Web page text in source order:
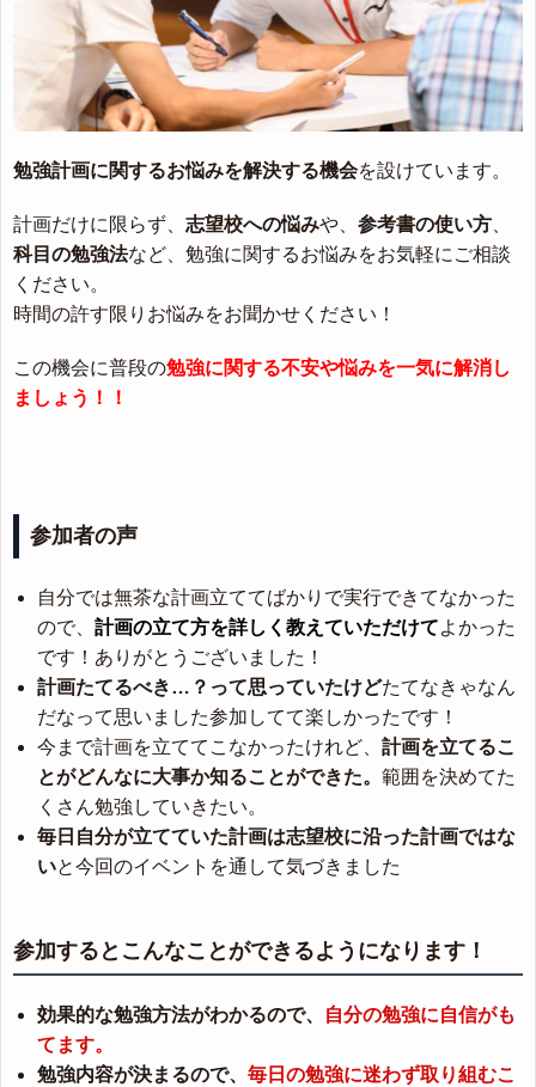
勉強計画に関するお悩みを解決する機会を設けています。
計画だけに限らず、 志望校への悩みや、 参考書の使い方
科目の勉強法など、勉強に関するお悩みをお気軽にご相談
ください。
時間の許す限りお悩みをお聞かせください！
この機会に普段の勉強に関する不安や悩みを一気に解消し
ましょう！！
参加者の声
自分では無茶な計画立ててばかりで実行できてなかった
ので、 計画の立て方を詳しく教えていただけてよかった
です！ありがとうございました！
計画たてるべき…？って思っていたけどたてなきゃなん
だなって思いました参加してて楽しかったです！
今まで計画を立ててこなかったけれど、 計画を立てるこ
とがどんなに大事か知ることができた。 範囲を決めてた
くさん勉強していきたい。
毎日自分が立てていた計画は志望校に沿った計画ではな
いと今回のイベントを通して気づきました
参加するとこんなことができるようになります！
効果的な勉強方法がわかるので、
自分の勉強に自信がも
てます。
勉強内容が決まるので、 毎日の勉強に迷わず取り組むこ